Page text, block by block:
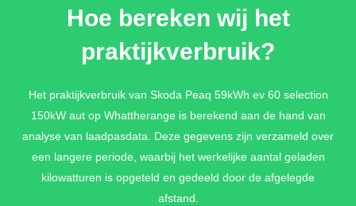
€ 990,-
€ 990,-
GRAPHITE GREY METALLIC
Hoe bereken wij het
praktijkverbruik?
Het praktijkverbruik van Skoda Peaq 59kWh ev 60 selection
150kW aut op Whattherange is berekend aan de hand van
analyse van laadpasdata. Deze gegevens zijn verzameld over
een langere periode, waarbij het werkelijke aantal geladen
kilowatturen is opgeteld en gedeeld door de afgelegde
afstand.